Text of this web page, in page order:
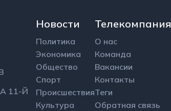
11-Й
Новости
Политика
Экономика
Общество
Спорт
Происшествия
Культура
Телекомпания
О нас
Команда
Вакансии
Контакты
Теги
Обратная связь